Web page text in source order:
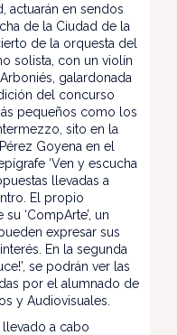
actuarán en sendos
de la Ciudad de la
de la orquesta del
solista, con un violín
galardonada
del concurso
pequeños como los
sito en la
Goyena en el
‘Ven y escucha
llevadas a
El propio
‘CompArte’, un
expresar sus
En la segunda
se podrán ver las
por el alumnado de
y Audiovisuales.
llevado a cabo